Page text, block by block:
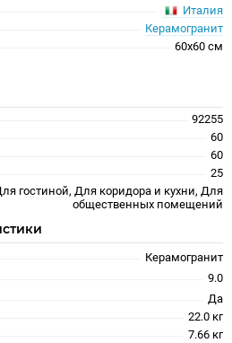
Италия
Керамогранит
60x60 см
92255
60
60
25
гостиной, Для коридора и кухни, Для
общественных помещений
Керамогранит
9.0
Да
22.0 кг
7.66 кг